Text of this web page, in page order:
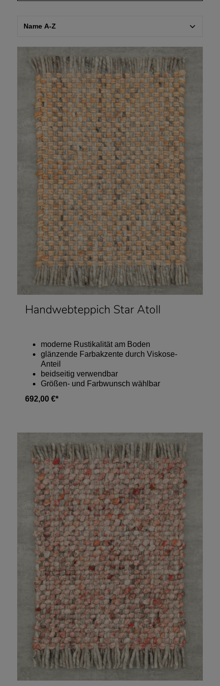
Handwebteppich Star Atoll
moderne Rustikalität am Boden
glänzende Farbakzente durch Viskose-
Anteil
beidseitig verwendbar
Größen- und Farbwunsch wählbar
692,00 €*